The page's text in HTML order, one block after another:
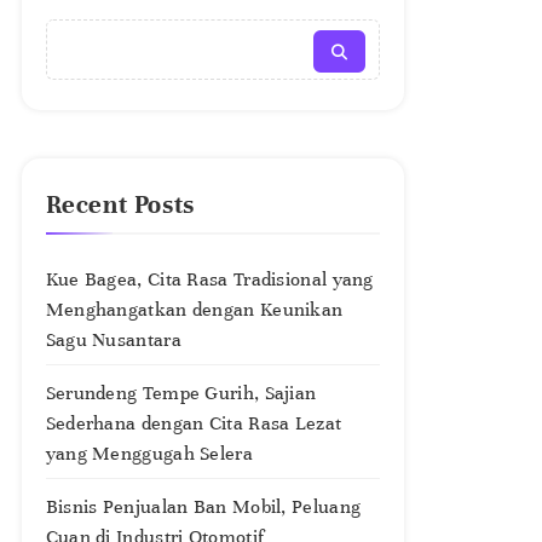
Recent Posts
Kue Bagea, Cita Rasa Tradisional yang
Menghangatkan dengan Keunikan
Sagu Nusantara
Serundeng Tempe Gurih, Sajian
Sederhana dengan Cita Rasa Lezat
yang Menggugah Selera
Bisnis Penjualan Ban Mobil, Peluang
Cuan di Industri Otomotif